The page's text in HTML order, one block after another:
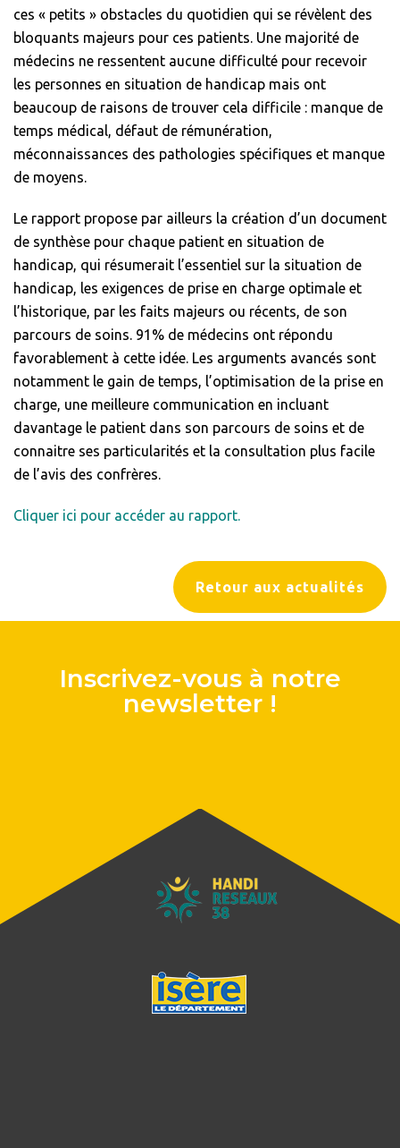
Retour aux actualités
ces « petits » obstacles du quotidien qui se révèlent des
bloquants majeurs pour ces patients. Une majorité de
médecins ne ressentent aucune difficulté pour recevoir
les personnes en situation de handicap mais ont
beaucoup de raisons de trouver cela difficile : manque de
temps médical, défaut de rémunération,
méconnaissances des pathologies spécifiques et manque
de moyens.
Le rapport propose par ailleurs la création d’un document
de synthèse pour chaque patient en situation de
handicap, qui résumerait l’essentiel sur la situation de
handicap, les exigences de prise en charge optimale et
l’historique, par les faits majeurs ou récents, de son
parcours de soins. 91% de médecins ont répondu
favorablement à cette idée. Les arguments avancés sont
notamment le gain de temps, l’optimisation de la prise en
charge, une meilleure communication en incluant
davantage le patient dans son parcours de soins et de
connaitre ses particularités et la consultation plus facile
de l’avis des confrères.
Cliquer ici pour accéder au rapport.
Inscrivez-vous à notre
newsletter !